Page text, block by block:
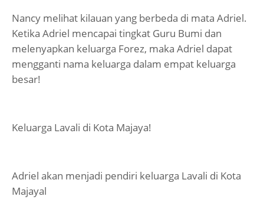
Nancy melihat kilauan yang berbeda di mata Adriel.
Ketika Adriel mencapai tingkat Guru Bumi dan
melenyapkan keluarga Forez, maka Adriel dapat
mengganti nama keluarga dalam empat keluarga
besar!
Keluarga Lavali di Kota Majaya!
Adriel akan menjadi pendiri keluarga Lavali di Kota
Majayal